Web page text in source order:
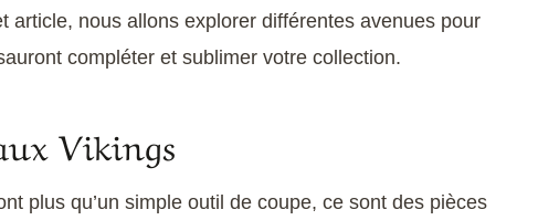
article, nous allons explorer différentes avenues pour
compléter et sublimer votre collection.
Vikings
plus qu’un simple outil de coupe, ce sont des pièces